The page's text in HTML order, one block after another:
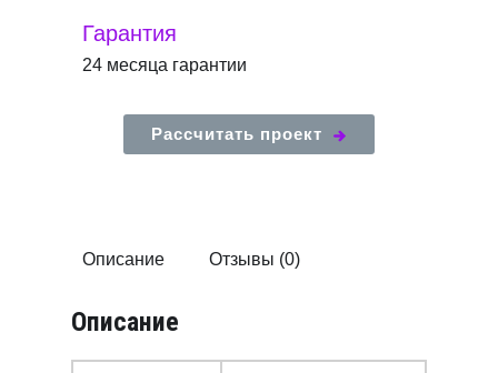
Гарантия
24 месяца гарантии
Рассчитать проект
Описание Отзывы (0)
Описание